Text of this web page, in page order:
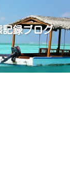
記録ブログ